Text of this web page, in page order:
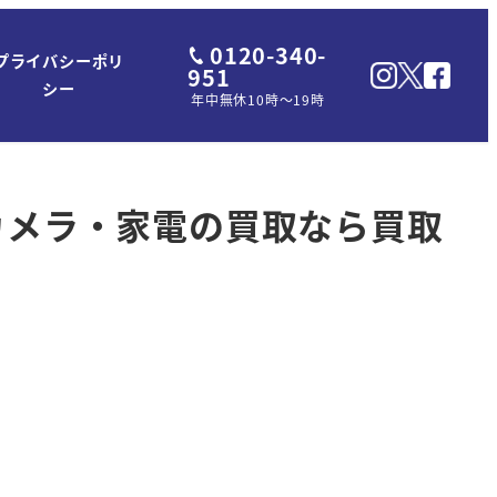
ライバシーポリ
シー
0120-340-
951
年中無休10時～19時
ラ・家電の買取なら買取